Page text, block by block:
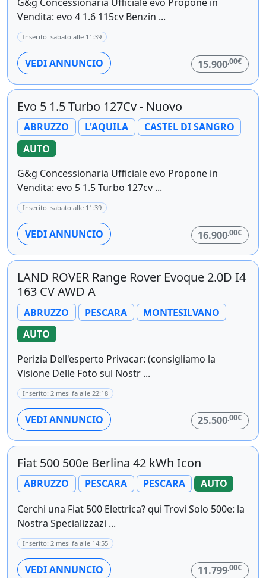
Vendita: evo 4 1.6 115cv Benzin ...
Inserito: sabato alle 11:39
VEDI ANNUNCIO 15.900,00€
Evo 5 1.5 Turbo 127Cv - Nuovo
ABRUZZO L'AQUILA
CASTEL DI SANGRO
AUTO
G&g Concessionaria Ufficiale evo Propone in
Vendita: evo 5 1.5 Turbo 127cv ...
Inserito: sabato alle 11:39
VEDI ANNUNCIO 16.900,00€
LAND ROVER Range Rover Evoque 2.0D I4
163 CV AWD A
ABRUZZO PESCARA
MONTESILVANO
AUTO
Perizia Dell'esperto Privacar: (consigliamo la
Visione Delle Foto sul Nostr ...
Inserito: 2 mesi fa alle 22:18
VEDI ANNUNCIO 25.500,00€
Fiat 500 500e Berlina 42 kWh Icon
ABRUZZO PESCARA PESCARA
AUTO
Cerchi una Fiat 500 Elettrica? qui Trovi Solo 500e: la
Nostra Specializzazi ...
Inserito: 2 mesi fa alle 14:55
VEDI ANNUNCIO 11.799,00€